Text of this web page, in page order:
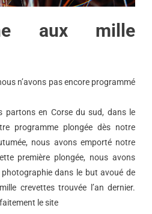
aux mille
n’avons pas encore programmé
partons en Corse du sud, dans le
programme plongée dès notre
nous avons emporté notre
première plongée, nous avons
dans le but avoué de
crevettes trouvée l’an dernier.
le site